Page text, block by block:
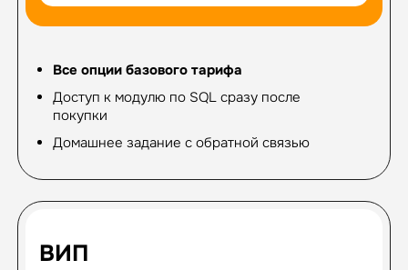
Все опции базового тарифа
Доступ к модулю по SQL сразу после
покупки
Домашнее задание с обратной связью
ВИП